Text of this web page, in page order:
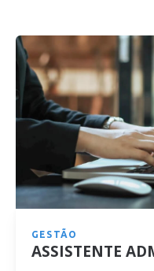
GESTÃO
ASSISTENTE